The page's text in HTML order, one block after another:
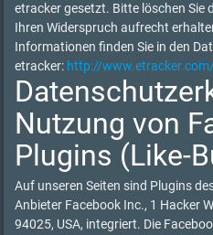
etracker gesetzt. Bitte löschen Sie
Ihren Widerspruch aufrecht
Informationen finden Sie in den
etracker: http://
Nutzung von
Plugins (Like-
Auf unseren Seiten sind Plugins
Anbieter Facebook Inc., 1 Hacker
94025, USA, integriert. Die